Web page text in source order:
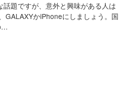
題ですが、意外と興味がある人は
GALAXYかiPhoneにしましょう。国